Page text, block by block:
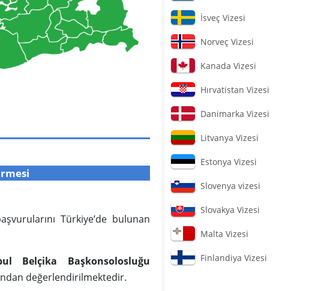
Türkiye’de bulunan
Belçika Başkonsolosluğu
değerlendirilmektedir.
İsveç Vizesi
Norveç Vizesi
Kanada Vizesi
Hırvatistan Vizesi
Danimarka Vizesi
Litvanya Vizesi
Estonya Vizesi
Slovenya vizesi
Slovakya Vizesi
Malta Vizesi
Finlandiya Vizesi